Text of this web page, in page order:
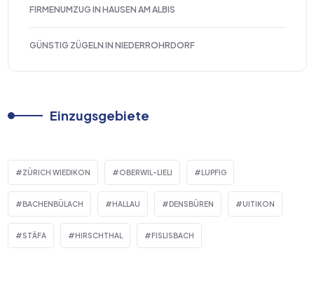
FIRMENUMZUG IN HAUSEN AM ALBIS
GÜNSTIG ZÜGELN IN NIEDERROHRDORF
Einzugsgebiete
ZÜRICH WIEDIKON OBERWIL-LIELI LUPFIG
BACHENBÜLACH HALLAU DENSBÜREN UITIKON
STÄFA HIRSCHTHAL FISLISBACH